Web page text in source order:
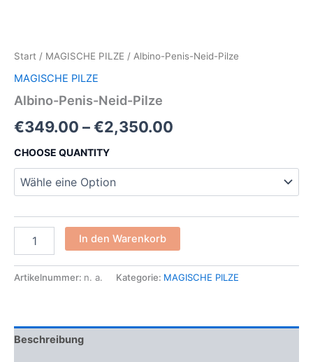
Start / MAGISCHE PILZE / Albino-Penis-Neid-Pilze
MAGISCHE PILZE
Albino-Penis-Neid-Pilze
€349.00 –€2,350.00
CHOOSE QUANTITY
In den Warenkorb
Artikelnummer: n. a. Kategorie: MAGISCHE PILZE
Beschreibung